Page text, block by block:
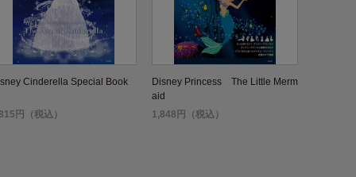
Cinderella Special Book
円（税込）
Disney Princess The Little Merm
aid
1,848円（税込）